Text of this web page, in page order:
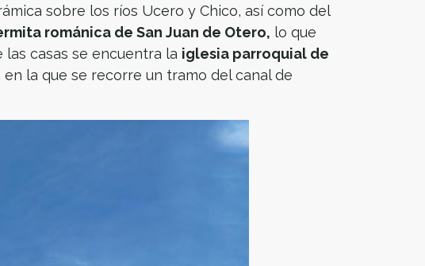
sobre los ríos Ucero y Chico, así como del
románica de San Juan de Otero, lo que
casas se encuentra la iglesia parroquial de
la que se recorre un tramo del canal de